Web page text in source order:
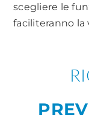
scegliere le
faciliteranno la